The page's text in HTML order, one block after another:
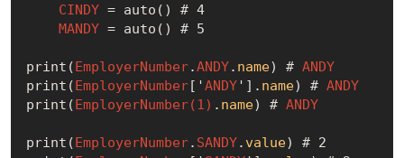
CINDY = auto() # 4
MANDY = auto() # 5
print(EmployerNumber.ANDY. name) # ANDY
print(EmployerNumber['ANDY']. name) # ANDY
print(EmployerNumber(1) . name) # ANDY
print(EmployerNumber. SANDY. value) # 2